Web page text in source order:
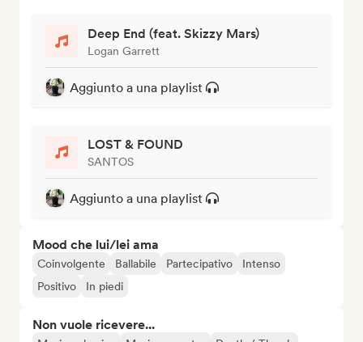
Deep End (feat. Skizzy Mars)
Logan Garrett
Aggiunto a una playlist
LOST & FOUND
SANTOS
Aggiunto a una playlist
Mood che lui/lei ama
Coinvolgente Ballabile Partecipativo
Intenso
Positivo
In piedi
Non vuole ricevere...